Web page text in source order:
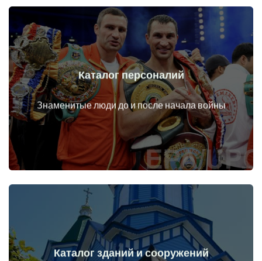
Каталог персоналий
Знаменитые люди до и после начала войны
Личности до и после начала войны
Перейти
Каталог зданий и сооружений
Перейти